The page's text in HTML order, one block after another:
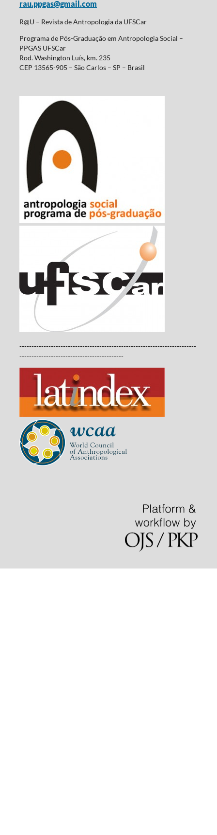
rau.ppgas@gmail.com
R@U – Revista de Antropologia da UFSCar
Programa de Pós-Graduação em Antropologia Social –
PPGAS UFSCar
Rod. Washington Luís, km. 235
CEP 13565-905 – São Carlos – SP – Brasil
-------------------------------------------------------------------------
-------------------------------------------